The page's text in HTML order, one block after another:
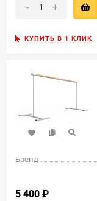
- +
КУПИТЬ В 1 КЛИК
Бренд
5 400